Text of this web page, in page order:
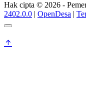
Hak cipta © 2026 -
2402.0.0 | OpenDesa |